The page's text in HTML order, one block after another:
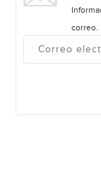
correo.